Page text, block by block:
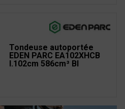
Tondeuse autoportée
EDEN PARC EA102XHCB
l.102cm 586cm³ BI